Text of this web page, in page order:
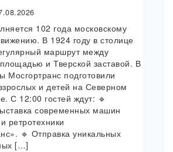
102 года московскому
В 1924 году в столице
маршрут между
и Тверской заставой. В
Мосгортранс подготовили
и детей на Северном
С 12:00 гостей ждут: 🔹
современных машин
ретротехники
🔹 Отправка уникальных
[…]